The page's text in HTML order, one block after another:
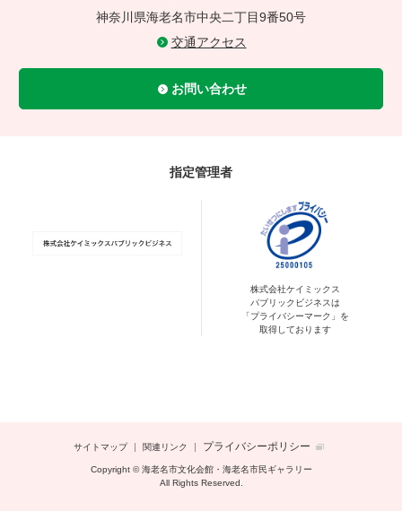
神奈川県海老名市中央二丁目9番50号
交通アクセス
お問い合わせ
指定管理者
株式会社ケイミックス
パブリックビジネスは
「プライバシーマーク」を
取得しております
サイトマップ 関連リンク プライバシーポリシー
Copyright © 海老名市文化会館・海老名市民ギャラリー
All Rights Reserved.